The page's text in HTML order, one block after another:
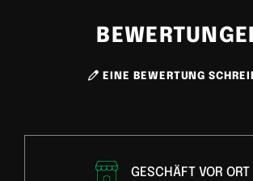
EINE BEWERTUNG
GESCHÄFT VOR ORT